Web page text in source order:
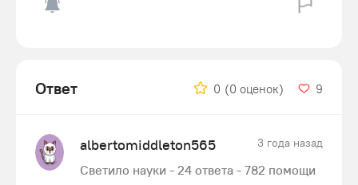
Ответ 0 (0 оценок) 9
albertomiddleton565 3 года назад
Светило науки - 24 ответа - 782 помощи